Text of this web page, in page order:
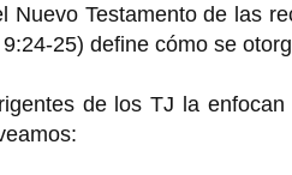
Nuevo Testamento de las
25) define cómo se
de los TJ la